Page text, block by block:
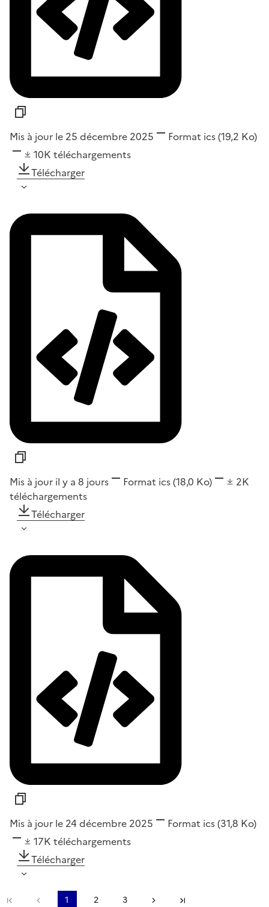
Mis à jour le 25 décembre 2025 Format ics(19,2 Ko)
10K téléchargements
Télécharger
Mis à jour il y a 8 jours Format ics(18,0 Ko)
2K
téléchargements
Télécharger
Mis à jour le 24 décembre 2025 Format ics(31,8 Ko)
17K téléchargements
Télécharger
Première pagePage précédente
1 2 3 Page suivante